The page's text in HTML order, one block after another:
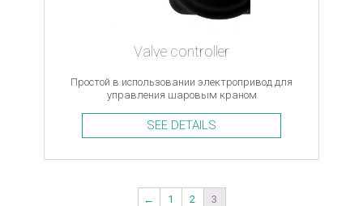
Valve controller
Простой в использовании электропривод для
управления шаровым краном
SEE DETAILS
← 1 2 3